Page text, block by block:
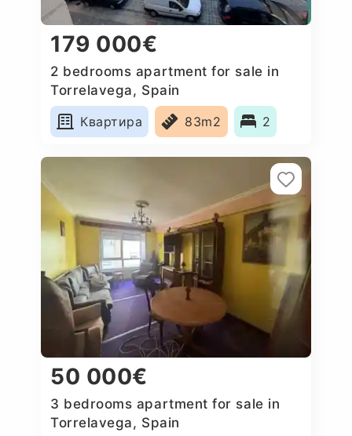
179 000€
2 bedrooms apartment for sale in
Torrelavega, Spain
Квартира
83m2 2
50 000€
3 bedrooms apartment for sale in
Torrelavega, Spain